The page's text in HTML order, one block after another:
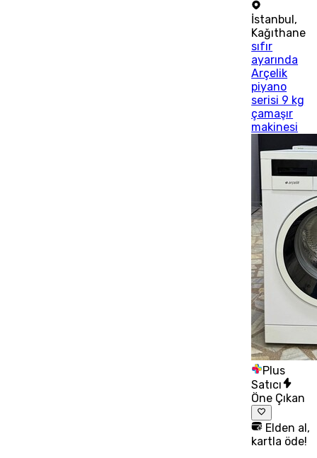
İstanbul,
Kağıthane
sıfır
ayarında
Arçelik
piyano
serisi 9 kg
çamaşır
makinesi
Plus
Satıcı
Öne Çıkan
Elden al,
kartla öde!